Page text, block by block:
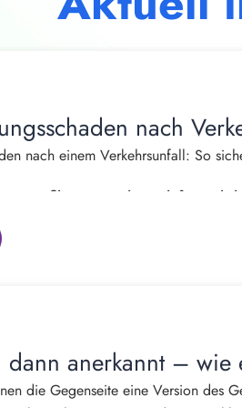
nach
nach einem Verkehrsunfall: So
Straßburger, Fachanwalt für
das Leben häufig von einem
tritt oft ein weiterer
Schaden von
einen Haushaltsführungsschaden
zehntausend Euro betragen kann.
dann anerkannt – wie
die Gegenseite eine Version des